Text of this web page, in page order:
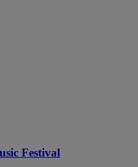
Festival